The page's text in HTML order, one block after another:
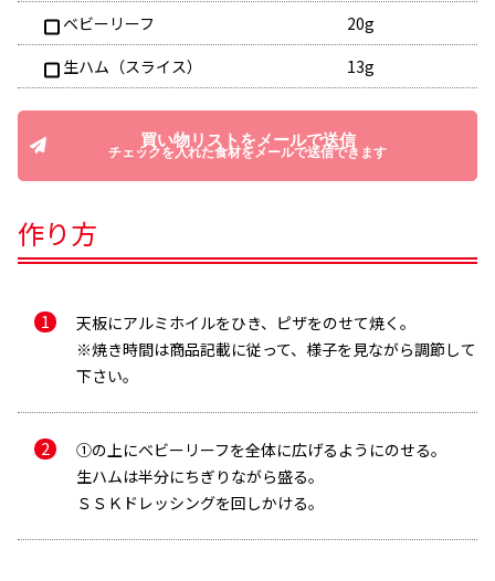
ベビーリーフ
20g
生ハム（スライス）
13g
買い物リストをメールで送信
チェックを入れた食材をメールで送信できます
作り方
天板にアルミホイルをひき、ピザをのせて焼く。
※焼き時間は商品記載に従って、様子を見ながら調節して
下さい。
①の上にベビーリーフを全体に広げるようにのせる。
生ハムは半分にちぎりながら盛る。
ＳＳＫドレッシングを回しかける。